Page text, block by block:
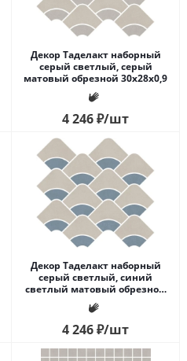
Декор Таделакт наборный
серый светлый, серый
матовый обрезной 30x28x0,9
4 246₽/шт
Декор Таделакт наборный
серый светлый, синий
светлый матовый обрезной
30x28x0,9
4 246₽/шт